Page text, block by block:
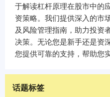
于解读杠杆原理在股市中的
资策略。我们提供深入的市
及风险管理指南，助力投资
决策。无论您是新手还是资
您提供可靠的支持，帮助您
话题标签